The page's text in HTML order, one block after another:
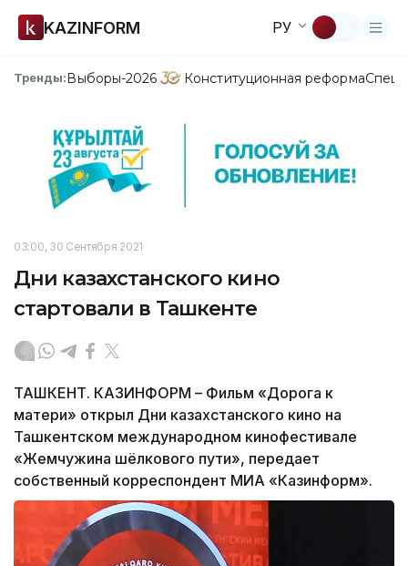
KAZINFORM РУ
Тренды:Выборы-2026 Конституционная реформа
03:00, 30 Сентября 2021
Дни казахстанского кино
стартовали в Ташкенте
ТАШКЕНТ. КАЗИНФОРМ – Фильм «Дорога к
матери» открыл Дни казахстанского кино на
Ташкентском международном кинофестивале
«Жемчужина шёлкового пути», передает
собственный корреспондент МИА «Казинформ».